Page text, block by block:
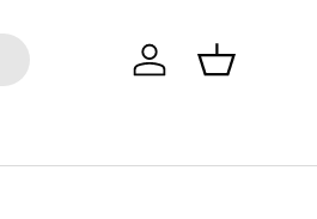
Einloggen